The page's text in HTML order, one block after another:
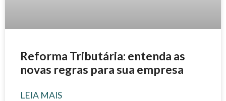
Reforma Tributária: entenda as
novas regras para sua empresa
LEIA MAIS